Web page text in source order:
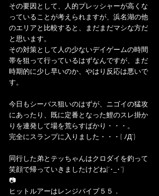
その要因として、人的プレッシャーが高くな
っていることが考えられますが、浜名湖の他
のエリアと比較すると、まだまだマシな方だ
と思います。
その対策として人の少ないデイゲームの時間
帯を狙って行っているはずなんですが、まだ
時期的に少し早いのか、やはり反応は悪いで
す。
今日もシーバス狙いのはずが、ニゴイの猛攻
にあったり、既に定番となった鯉のスレ掛か
りを連発して場を荒らすばかり・・・。
完全にスランプに入りました・・・( ﾉД`)
同行した弟とテッちゃんはクロダイを釣って
笑顔で帰っていきましたけどね(´･_･`)
📷
ヒットルアーはレンジバイブ５５．